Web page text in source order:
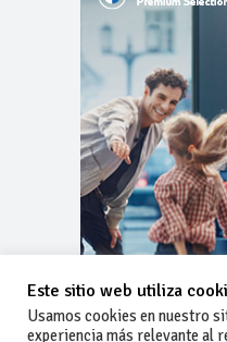
Este sitio web utiliza
Usamos cookies en nuestro
experiencia más relevante al